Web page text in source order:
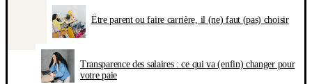
Être parent ou faire carrière, il (ne) faut (pas) choisir
Transparence des salaires : ce qui va (enfin) changer pour
votre paie